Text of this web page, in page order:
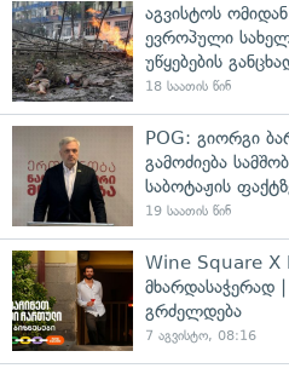
აგვისტოს
ევროპული
უწყებების
18 საათის წინ
POG: გიორგი
გამოძიება
საბოტაჟის
19 საათის წინ
Wine Square X
მხარდასაჭერად |
გრძელდება
7 აგვისტო, 08:16